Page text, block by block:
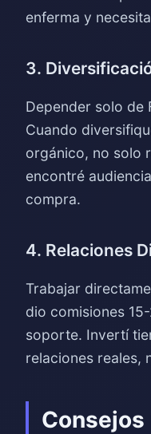
enferma y
3.
Depender solo de
Cuando
orgánico, no solo
encontré
compra.
4. Relaciones
Trabajar
dio comisiones
soporte. Invertí
relaciones reales,
Consejos